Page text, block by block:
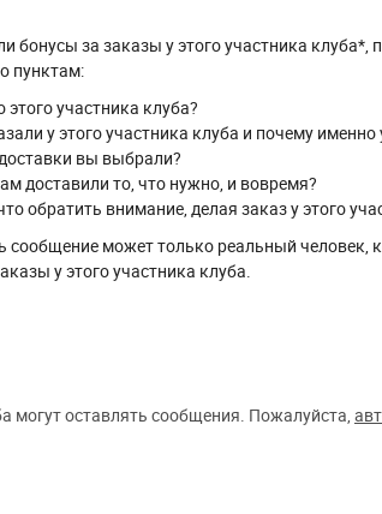
за заказы у этого участника клуба*,
пунктам:
участника клуба?
у этого участника клуба и почему именно
вы выбрали?
доставили то, что нужно, и вовремя?
обратить внимание, делая заказ у этого
сообщение может только реальный человек,
у этого участника клуба.
могут оставлять сообщения. Пожалуйста,